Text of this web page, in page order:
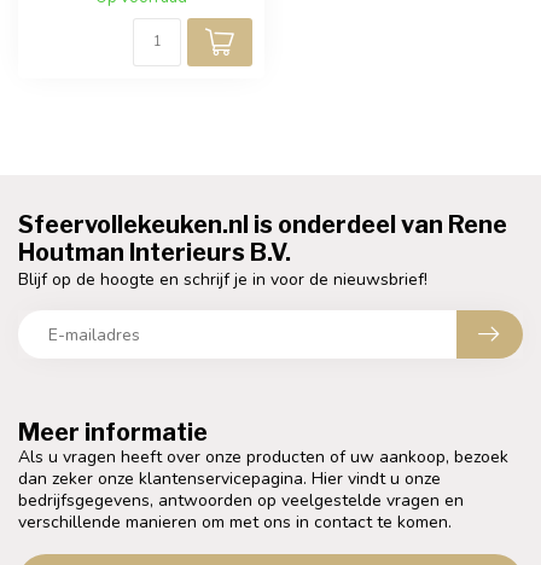
Meer informatie
Als u vragen heeft over onze producten of uw aankoop, bezoek
dan zeker onze klantenservicepagina. Hier vindt u onze
bedrijfsgegevens, antwoorden op veelgestelde vragen en
verschillende manieren om met ons in contact te komen.
Sfeervollekeuken.nl is onderdeel van Rene
Houtman Interieurs B.V.
Blijf op de hoogte en schrijf je in voor de nieuwsbrief!